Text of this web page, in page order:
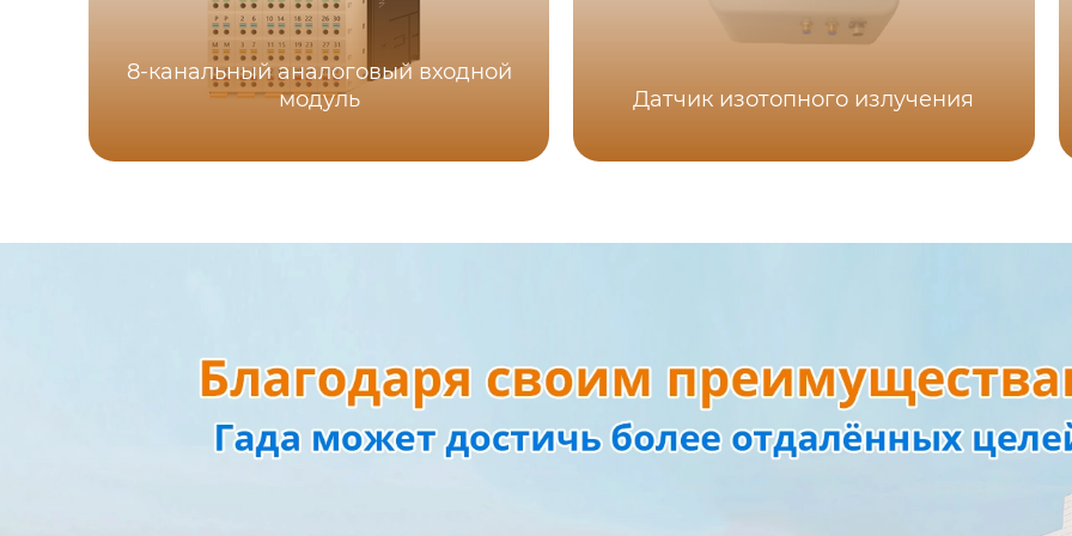
8-канальный аналоговый входной
модуль
Датчик изотопного излучения